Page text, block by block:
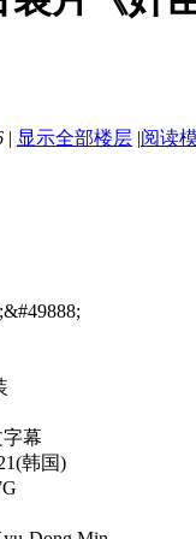
| 显示全部楼层 |阅读
幕
韩国)